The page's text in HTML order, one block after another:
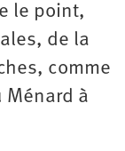
le point,
de la
comme
Ménard à